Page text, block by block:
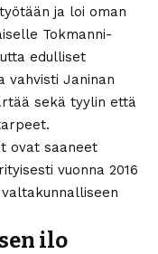
ja loi oman
Tokmanni-
edulliset
vahvisti Janinan
sekä tyylin että
ovat saaneet
vuonna 2016
ilo